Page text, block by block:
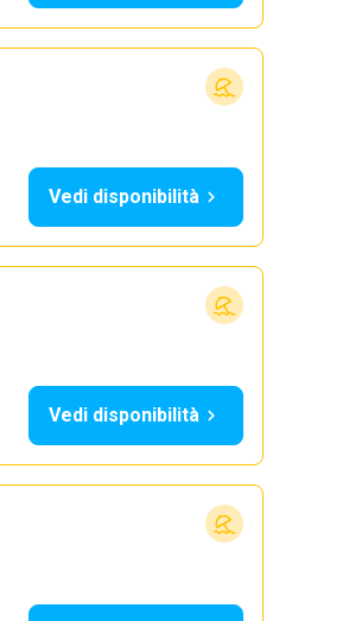
Vedi disponibilità
Vedi disponibilità